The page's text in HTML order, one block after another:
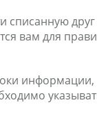
списанную друг
вам для
информации,